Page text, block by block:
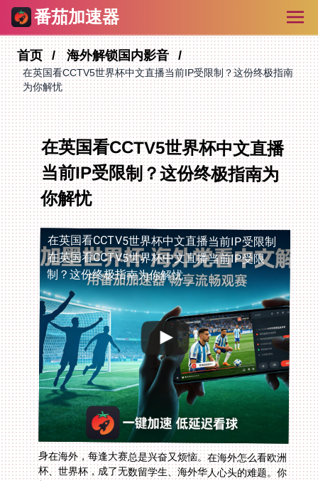
番茄加速器
首页 海外解锁国内影音
在英国看CCTV5世界杯中文直播当前IP受限制？这份终极指南
为你解忧
在英国看CCTV5世界杯中文直播
当前IP受限制？这份终极指南为
你解忧
在英国看CCTV5世界杯中文直播当前IP受限制
在英国看CCTV5世界杯中文直播当前IP受限
制？这份终极指南为你解忧
身在海外，每逢大赛总是兴奋又烦恼。在海外怎么看欧洲
杯、世界杯，成了无数留学生、海外华人心头的难题。你
打开熟悉的国内直播平台，却发现屏幕上“当前地区无法
播放”的提示冰冷刺眼。那一刻，与国内亲友同步呐喊的
激动，仿佛被一道无形的墙隔开。问题的根源在于版权地
域限制，你的海外IP地址成了观看的“拦路虎”。但别担
心，解决方案的核心在于使用一款可靠的网络加速工具，
帮你“虚拟回国”，重新连接那份属于家乡赛场的炙热。这
篇文章，就是为你量身定制的，从痛点剖析到工具选择，